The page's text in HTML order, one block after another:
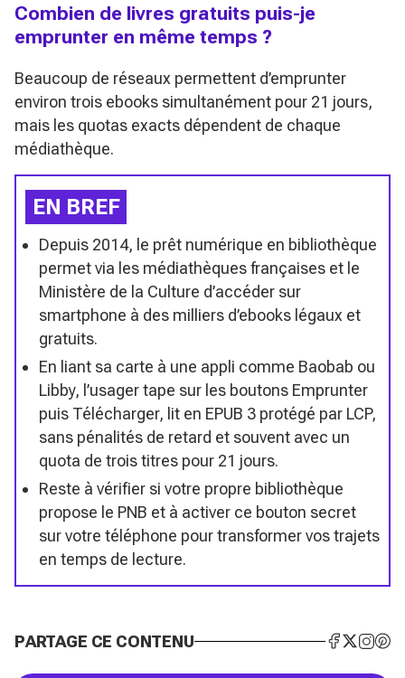
Combien de livres gratuits puis-je
emprunter en même temps ?
Beaucoup de réseaux permettent d’emprunter
environ trois ebooks simultanément pour 21 jours,
mais les quotas exacts dépendent de chaque
médiathèque.
EN BREF
Depuis 2014, le prêt numérique en bibliothèque
permet via les médiathèques françaises et le
Ministère de la Culture d’accéder sur
smartphone à des milliers d’ebooks légaux et
gratuits.
En liant sa carte à une appli comme Baobab ou
Libby, l’usager tape sur les boutons Emprunter
puis Télécharger, lit en EPUB 3 protégé par LCP,
sans pénalités de retard et souvent avec un
quota de trois titres pour 21 jours.
Reste à vérifier si votre propre bibliothèque
propose le PNB et à activer ce bouton secret
sur votre téléphone pour transformer vos trajets
en temps de lecture.
PARTAGE CE CONTENU